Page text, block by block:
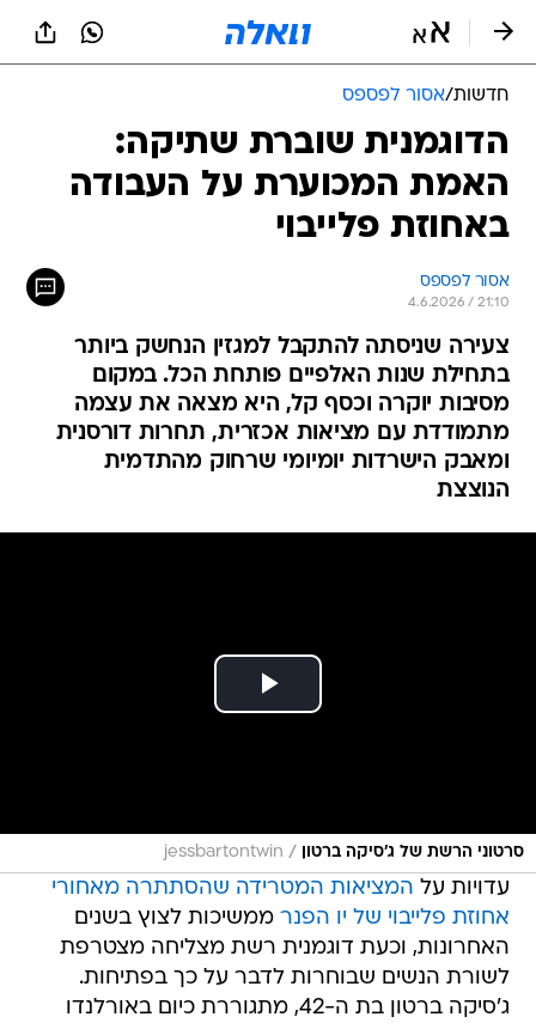
חדשות/אסור לפספס
הדוגמנית שוברת שתיקה:
האמת המכוערת על העבודה
באחוזת פלייבוי
אסור לפספס
4.6.2026 / 21:10
צעירה שניסתה להתקבל למגזין הנחשק ביותר
בתחילת שנות האלפיים פותחת הכל. במקום
מסיבות יוקרה וכסף קל, היא מצאה את עצמה
מתמודדת עם מציאות אכזרית, תחרות דורסנית
ומאבק הישרדות יומיומי שרחוק מהתדמית
הנוצצת
סרטוני הרשת של ג'סיקה ברטון /
jessbartontwin
עדויות על המציאות המטרידה שהסתתרה מאחורי
אחוזת פלייבוי של יו הפנר ממשיכות לצוץ בשנים
האחרונות, וכעת דוגמנית רשת מצליחה מצטרפת
לשורת הנשים שבוחרות לדבר על כך בפתיחות.
ג'סיקה ברטון בת ה-42, מתגוררת כיום באורלנדו